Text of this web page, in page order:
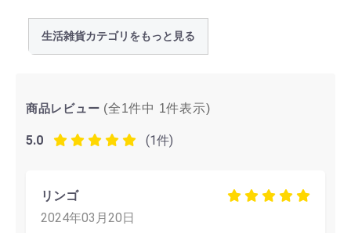
生活雑貨カテゴリをもっと見る
商品レビュー (全1件中 1件表示)
5.0 (1件)
リンゴ
2024年03月20日